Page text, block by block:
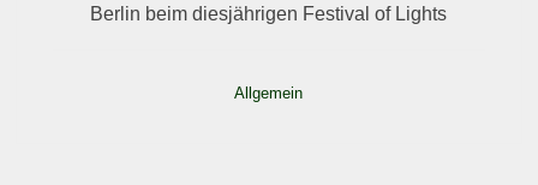
Berlin beim diesjährigen Festival of Lights
Allgemein